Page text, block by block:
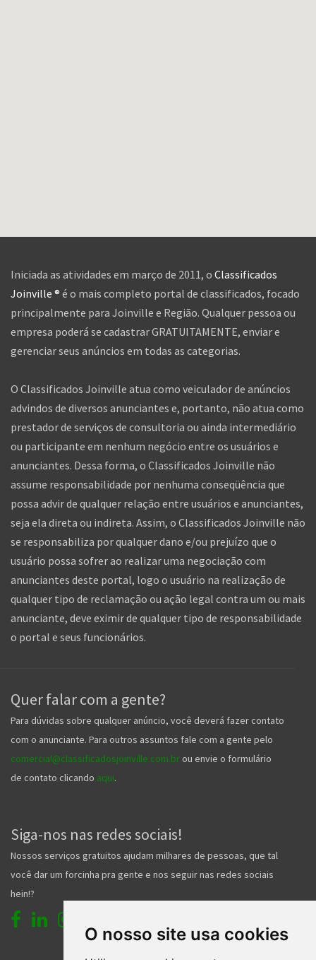
O nosso site usa cookies
Iniciada as atividades em março de 2011, o Classificados
Joinville ® é o mais completo portal de classificados, focado
principalmente para Joinville e Região. Qualquer pessoa ou
empresa poderá se cadastrar GRATUITAMENTE, enviar e
gerenciar seus anúncios em todas as categorias.
O Classificados Joinville atua como veiculador de anúncios
advindos de diversos anunciantes e, portanto, não atua como
prestador de serviços de consultoria ou ainda intermediário
ou participante em nenhum negócio entre os usuários e
anunciantes. Dessa forma, o Classificados Joinville não
assume responsabilidade por nenhuma conseqüência que
possa advir de qualquer relação entre usuários e anunciantes,
seja ela direta ou indireta. Assim, o Classificados Joinville não
se responsabiliza por qualquer dano e/ou prejuízo que o
usuário possa sofrer ao realizar uma negociação com
anunciantes deste portal, logo o usuário na realização de
qualquer tipo de reclamação ou ação legal contra um ou mais
anunciante, deve eximir de qualquer tipo de responsabilidade
o portal e seus funcionários.
Quer falar com a gente?
Para dúvidas sobre qualquer anúncio, você deverá fazer contato
com o anunciante. Para outros assuntos fale com a gente pelo
comercial@classificadosjoinville.com.br ou envie o formulário
de contato clicando aqui.
Siga-nos nas redes sociais!
Nossos serviços gratuitos ajudam milhares de pessoas, que tal
você dar um forcinha pra gente e nos seguir nas redes sociais
hein!?